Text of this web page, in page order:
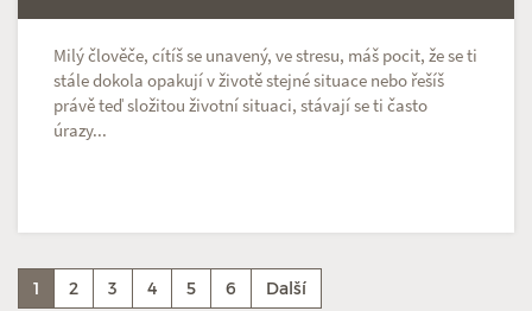
Milý člověče, cítíš se unavený, ve stresu, máš pocit, že se ti
stále dokola opakují v životě stejné situace nebo řešíš
právě teď složitou životní situaci, stávají se ti často
úrazy...
1 2 3 4 5 6 Další